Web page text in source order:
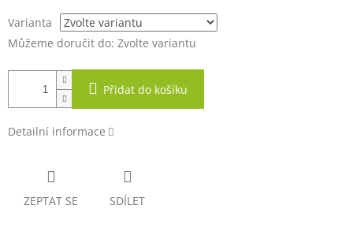
Varianta
Můžeme doručit do: Zvolte variantu
Přidat do košíku
Detailní informace
ZEPTAT SE SDÍLET